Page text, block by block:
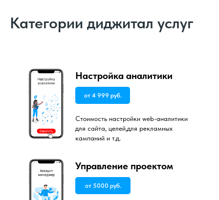
Категории диджитал услуг
от 4 999 руб.
Стоимость настройки web-аналитики
для сайта, целей,для рекламных
кампаний и т.д.
Настройка аналитики
от 5000 руб.
Управление проектом